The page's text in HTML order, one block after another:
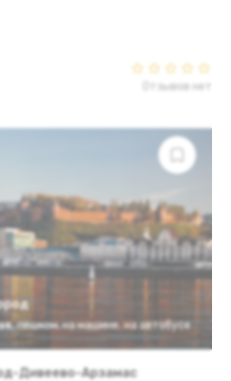
Отзывов нет
, пешком, на машине на автобусе
Дивеево-Арзамас